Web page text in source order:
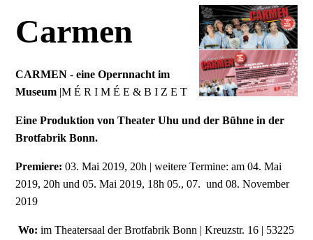
Carmen
CARMEN -eine Opernnacht im
Museum |M É R I M É E & B I Z E T
Eine Produktion von Theater Uhu und der Bühne in der
Brotfabrik Bonn.
Premiere:03. Mai 2019, 20h | weitere Termine: am 04. Mai
2019, 20h und 05. Mai 2019, 18h05., 07. und 08. November
2019
Wo:im Theatersaal der Brotfabrik Bonn | Kreuzstr. 16 | 53225